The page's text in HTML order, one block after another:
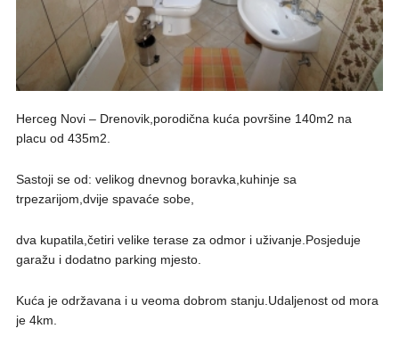
Herceg Novi – Drenovik,porodična kuća površine 140m2 na
placu od 435m2.
Sastoji se od: velikog dnevnog boravka,kuhinje sa
trpezarijom,dvije spavaće sobe,
dva kupatila,četiri velike terase za odmor i uživanje.Posjeduje
garažu i dodatno parking mjesto.
Kuća je održavana i u veoma dobrom stanju.Udaljenost od mora
je 4km.